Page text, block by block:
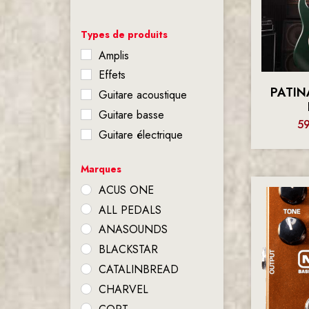
Types de produits
Amplis
Effets
Guitare acoustique
Guitare basse
Guitare électrique
Marques
ACUS ONE
ALL PEDALS
ANASOUNDS
BLACKSTAR
CATALINBREAD
CHARVEL